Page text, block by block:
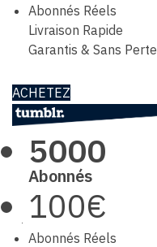
Abonnés Réels
Livraison Rapide
Garantis & Sans Perte
ACHETEZ
5000
Abonnés
100€
Abonnés Réels